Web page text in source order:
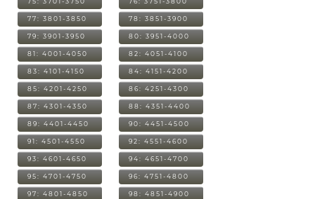
77: 3801-3850 78: 3851-3900
79: 3901-3950 80: 3951-4000
81: 4001-4050 82: 4051-4100
83: 4101-4150 84: 4151-4200
85: 4201-4250 86: 4251-4300
87: 4301-4350 88: 4351-4400
89: 4401-4450 90: 4451-4500
91: 4501-4550 92: 4551-4600
93: 4601-4650 94: 4651-4700
95: 4701-4750 96: 4751-4800
97: 4801-4850 98: 4851-4900